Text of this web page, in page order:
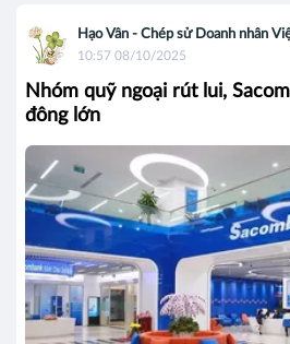
Hạo Vân - Chép sử Doanh nhân
10:57 08/10/2025
Nhóm quỹ ngoại rút lui,
đông lớn